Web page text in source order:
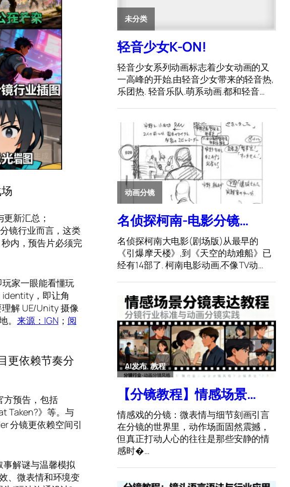
新汇总；
镜行业而言，这类
内，预告片必须完
家一眼能看懂玩
，即让角
解 UE/Unity 摄像
。来源：IGN ； 阅
更依赖节奏分
方预告，包括
Taken?》等。与
分镜更依赖空间引
事解谜与温馨模拟
、微表情和环境变